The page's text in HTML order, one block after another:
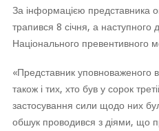
За інформацією представника
трапився 8 січня, а наступного
Національного превентивного
«Представник уповноваженого
також і тих, хто був у сорок
застосування сили щодо них
обшук проводився з діями, що